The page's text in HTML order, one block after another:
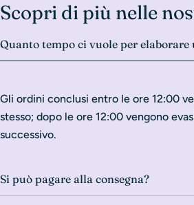
Scopri di più nelle
Quanto tempo ci vuole per elaborare
Gli ordini conclusi entro le ore 12:00
stesso; dopo le ore 12:00 vengono
successivo.
Si può pagare alla consegna?